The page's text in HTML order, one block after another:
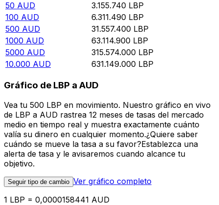
50 AUD 3.155.740 LBP
100 AUD 6.311.490 LBP
500 AUD 31.557.400 LBP
1000 AUD 63.114.900 LBP
5000 AUD 315.574.000 LBP
10.000 AUD 631.149.000 LBP
Gráfico de LBP a AUD
Vea tu 500 LBP en movimiento. Nuestro gráfico en vivo
de LBP a AUD rastrea 12 meses de tasas del mercado
medio en tiempo real y muestra exactamente cuánto
valía su dinero en cualquier momento.¿Quiere saber
cuándo se mueve la tasa a su favor?Establezca una
alerta de tasa y le avisaremos cuando alcance tu
objetivo.
Seguir tipo de cambio Ver gráfico completo
1 LBP = 0,0000158441 AUD